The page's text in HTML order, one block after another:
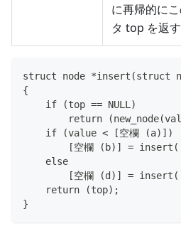
に再帰的に
タ top を返す
struct node *insert(struct
{
    if (top == NULL)
return
    if (value < [空欄 (a)])
[空欄 (b)] =
    else
[空欄 (d)] =
    return (top);
}